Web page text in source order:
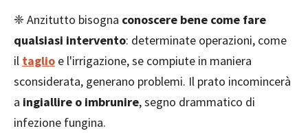
❈ Anzitutto bisogna conoscere bene come fare
qualsiasi intervento: determinate operazioni, come
il taglio e l'irrigazione, se compiute in maniera
sconsiderata, generano problemi. Il prato incomincerà
a ingiallire o imbrunire, segno drammatico di
infezione fungina.